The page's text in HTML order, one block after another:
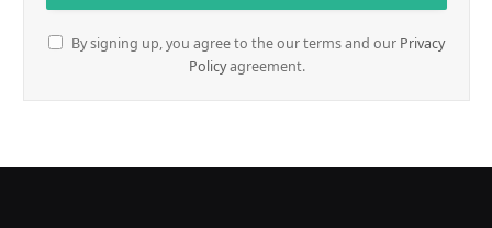
By signing up, you agree to the our terms and our Privacy
Policyagreement.